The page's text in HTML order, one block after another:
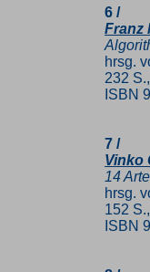
6 /
Franz
hrsg.
232
ISBN
7 /
Vinko
14
hrsg.
152
ISBN